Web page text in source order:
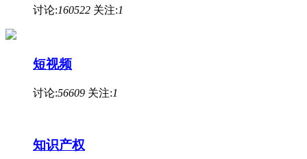
讨论:160522 关注:1
短视频
讨论: 56609 关注: 1
知识产权